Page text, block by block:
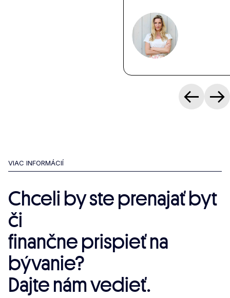
VIAC INFORMÁCIÍ
Chceli by ste prenajať byt
či
finančne prispieť na
bývanie?
Dajte nám vedieť.